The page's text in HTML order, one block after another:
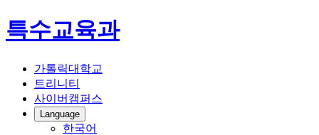
특수교육과
가톨릭대학교
트리니티
사이버캠퍼스
Language
한국어